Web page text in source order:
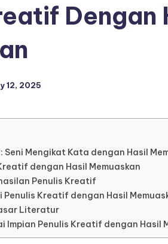
Dengan
12, 2025
Mengikat Kata dengan Hasil
dengan Hasil Memuaskan
Penulis Kreatif
Kreatif dengan Hasil
Literatur
Impian Penulis Kreatif dengan Hasil